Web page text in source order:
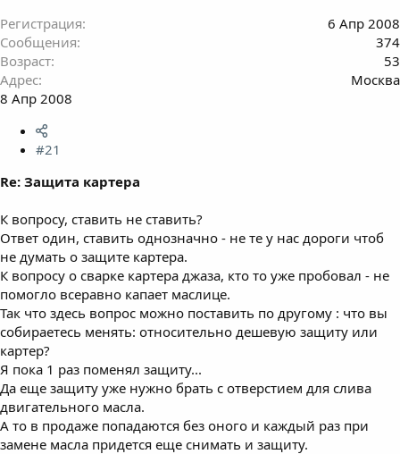
Регистрация
6 Апр 2008
Сообщения
374
Возраст
53
Адрес
Москва
8 Апр 2008
#21
Re: Защита картера
К вопросу, ставить не ставить?
Ответ один, ставить однозначно - не те у нас дороги чтоб
не думать о защите картера.
К вопросу о сварке картера джаза, кто то уже пробовал - не
помогло всеравно капает маслице.
Так что здесь вопрос можно поставить по другому : что вы
собираетесь менять: относительно дешевую защиту или
картер?
Я пока 1 раз поменял защиту...
Да еще защиту уже нужно брать с отверстием для слива
двигательного масла.
А то в продаже попадаются без оного и каждый раз при
замене масла придется еще снимать и защиту.